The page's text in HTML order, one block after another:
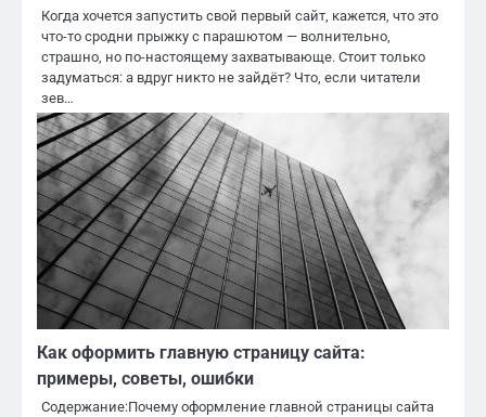
Когда хочется запустить свой первый сайт, кажется, что это
что-то сродни прыжку с парашютом — волнительно,
страшно, но по-настоящему захватывающе. Стоит только
задуматься: а вдруг никто не зайдёт? Что, если читатели
зев…
Как оформить главную страницу сайта:
примеры, советы, ошибки
Содержание:Почему оформление главной страницы сайта